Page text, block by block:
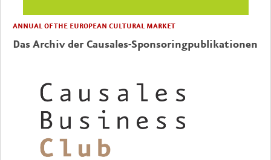
ANNUAL OF THE EUROPEAN CULTURAL MARKET
Das Archiv der Causales-Sponsoringpublikationen